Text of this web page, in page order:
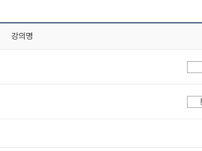
강의명